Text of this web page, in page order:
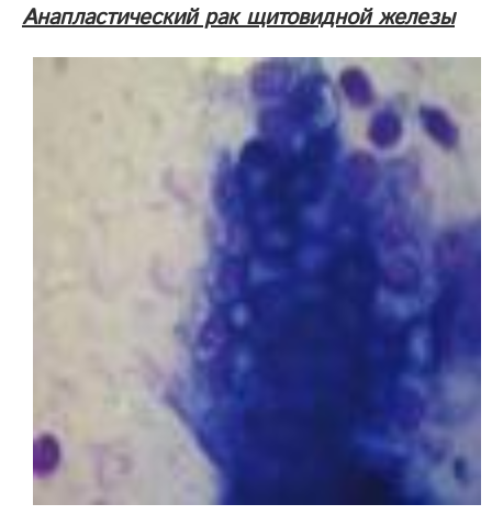
Анапластический рак щитовидной железы